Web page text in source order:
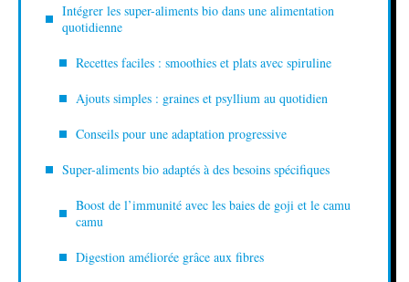
Intégrer les super-aliments bio dans une alimentation
quotidienne
Recettes faciles : smoothies et plats avec spiruline
Ajouts simples : graines et psyllium au quotidien
Conseils pour une adaptation progressive
Super-aliments bio adaptés à des besoins spécifiques
Boost de l’immunité avec les baies de goji et le camu
camu
Digestion améliorée grâce aux fibres